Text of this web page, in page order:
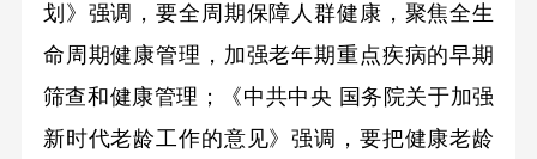
划》强调，要全周期保障人群健康，聚焦全生
命周期健康管理，加强老年期重点疾病的早期
筛查和健康管理；《中共中央 国务院关于加强
新时代老龄工作的意见》强调，要把健康老龄